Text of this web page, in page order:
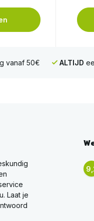
vanaf 50€ ALTIJD
Laat je